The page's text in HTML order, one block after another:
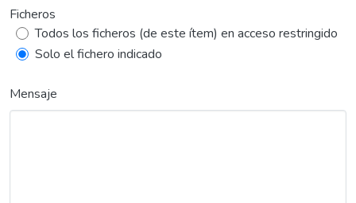
Ficheros
Todos los ficheros (de este ítem) en acceso restringido
Solo el fichero indicado
Mensaje